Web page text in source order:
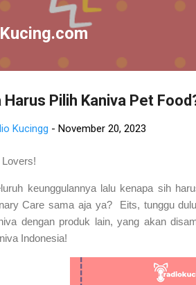
Harus Pilih Kaniva Pet
Kucingg - November 20, 2023
keunggulannya lalu kenapa sih
Care sama aja ya? Eits, tunggu
dengan produk lain, yang akan
Indonesia!